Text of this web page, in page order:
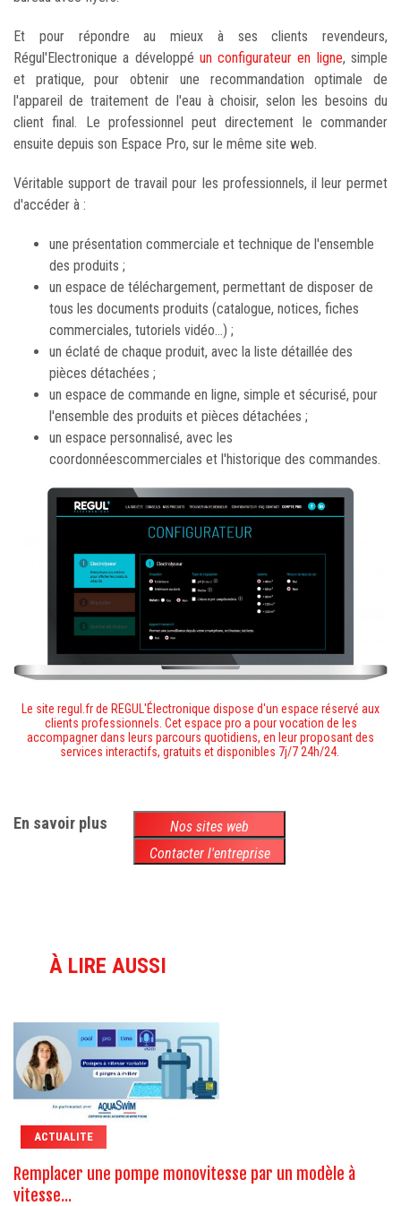
Et pour répondre au mieux à ses clients revendeurs,
Régul'Electronique a développé un configurateur en ligne, simple
et pratique, pour obtenir une recommandation optimale de
l'appareil de traitement de l'eau à choisir, selon les besoins du
client final. Le professionnel peut directement le commander
ensuite depuis son Espace Pro, sur le même site web.
Véritable support de travail pour les professionnels, il leur permet
d'accéder à :
une présentation commerciale et technique de l'ensemble
des produits ;
un espace de téléchargement, permettant de disposer de
tous les documents produits (catalogue, notices, fiches
commerciales, tutoriels vidéo...) ;
un éclaté de chaque produit, avec la liste détaillée des
pièces détachées ;
un espace de commande en ligne, simple et sécurisé, pour
l'ensemble des produits et pièces détachées ;
un espace personnalisé, avec les
coordonnéescommerciales et l'historique des commandes.
Le site regul.fr de REGUL'Électronique dispose d'un espace réservé aux
clients professionnels. Cet espace pro a pour vocation de les
accompagner dans leurs parcours quotidiens, en leur proposant des
services interactifs, gratuits et disponibles 7j/7 24h/24.
En savoir plus
Nos sites web
Contacter l'entreprise
À LIRE AUSSI
ACTUALITE
Remplacer une pompe monovitesse par un modèle à
vitesse...